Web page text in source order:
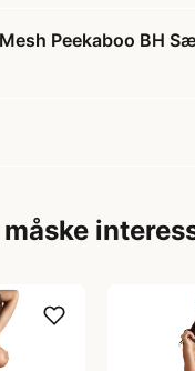
Peekaboo BH
måske